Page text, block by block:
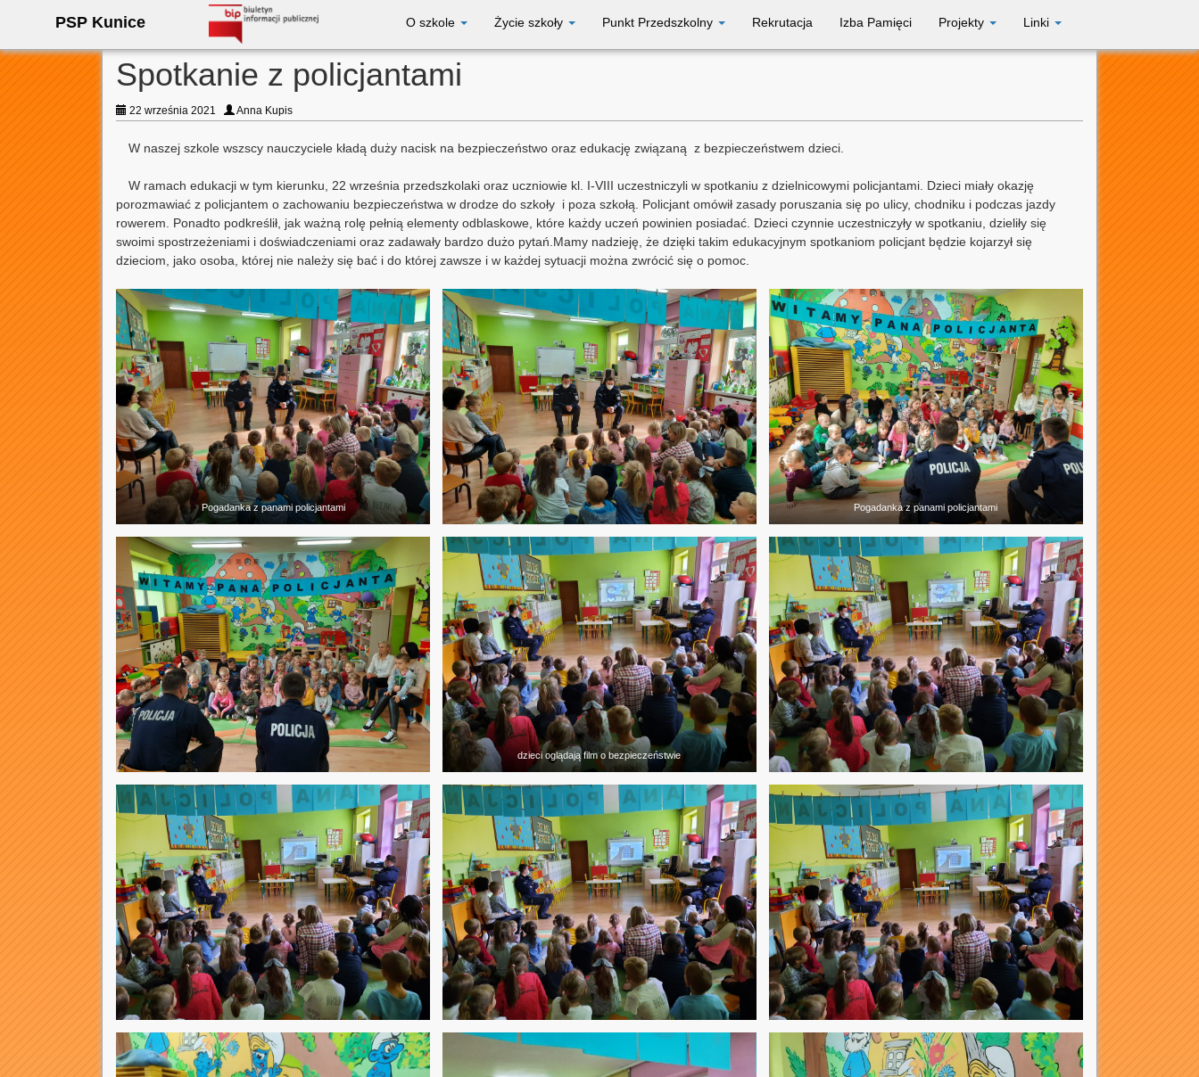
PSP Kunice O szkole Życie szkoły Punkt Przedszkolny Rekrutacja Izba Pamięci Projekty Linki
Spotkanie z policjantami
22 września 2021 Anna Kupis
W naszej szkole wszscy nauczyciele kładą duży nacisk na bezpieczeństwo oraz edukację związaną z bezpieczeństwem dzieci.
W ramach edukacji w tym kierunku, 22 września przedszkolaki oraz uczniowie kl. I-VIII uczestniczyli w spotkaniu z dzielnicowymi policjantami. Dzieci miały okazję
porozmawiać z policjantem o zachowaniu bezpieczeństwa w drodze do szkoły i poza szkołą. Policjant omówił zasady poruszania się po ulicy, chodniku i podczas jazdy
rowerem. Ponadto podkreślił, jak ważną rolę pełnią elementy odblaskowe, które każdy uczeń powinien posiadać. Dzieci czynnie uczestniczyły w spotkaniu, dzieliły się
swoimi spostrzeżeniami i doświadczeniami oraz zadawały bardzo dużo pytań.Mamy nadzieję, że dzięki takim edukacyjnym spotkaniom policjant będzie kojarzył się
dzieciom, jako osoba, której nie należy się bać i do której zawsze i w każdej sytuacji można zwrócić się o pomoc.
Pogadanka z panami policjantami Pogadanka z panami policjantami
dzieci oglądają film o bezpieczeństwie